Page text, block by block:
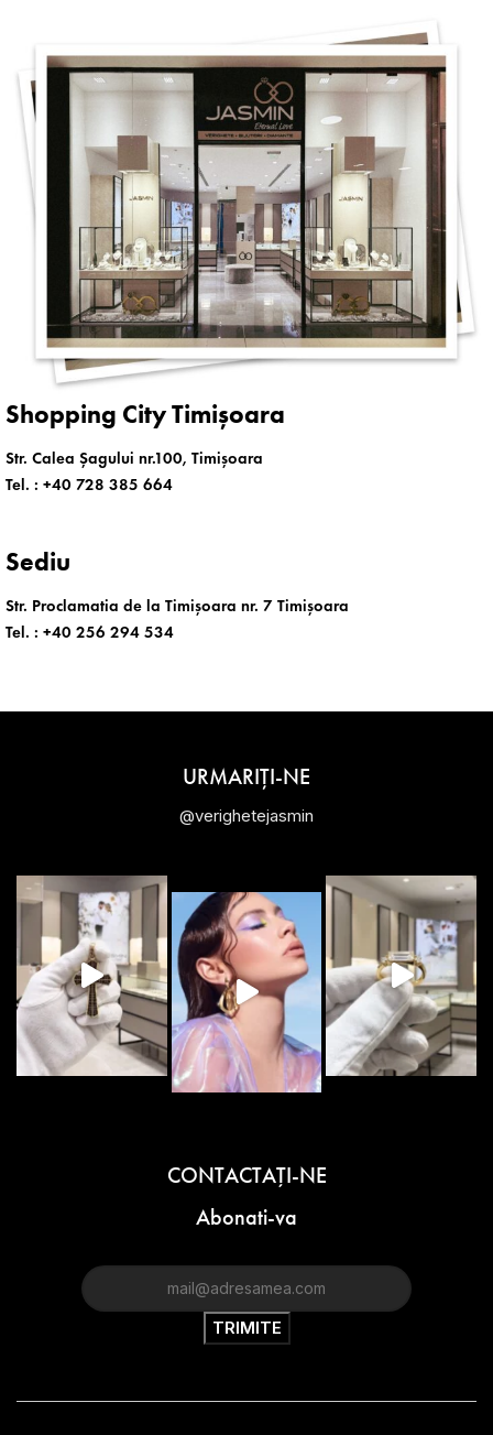
Shopping City Timișoara
Str. Calea Șagului nr.100, Timișoara
Tel. : +40 728 385 664
Sediu
Str. Proclamatia de la Timișoara nr. 7 Timișoara
Tel. : +40 256 294 534
URMARIȚI-NE
@verighetejasmin
CONTACTAŢI-NE
Abonati-va